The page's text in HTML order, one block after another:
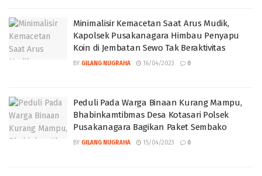
Minimalisir Kemacetan Saat Arus Mudik,
Kapolsek Pusakanagara Himbau Penyapu
Koin di Jembatan Sewo Tak Beraktivitas
BY GILANG NUGRAHA 16/04/2023 0
Peduli Pada Warga Binaan Kurang Mampu,
Bhabinkamtibmas Desa Kotasari Polsek
Pusakanagara Bagikan Paket Sembako
BY GILANG NUGRAHA 15/04/2023 0